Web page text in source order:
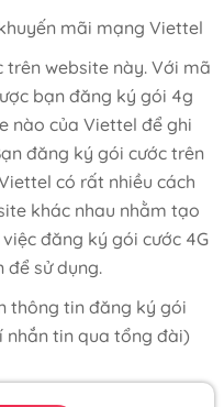
mãi mạng Viettel
website này. Với mã
bạn đăng ký gói 4g
nào của Viettel để ghi
đăng ký gói cước trên
có rất nhiều cách
khác nhau nhằm tạo
đăng ký gói cước 4G
để sử dụng.
thông tin đăng ký gói
nhắn tin qua tổng đài)